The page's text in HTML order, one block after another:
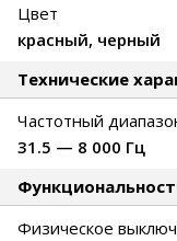
Цвет
красный, черный
Технические
Частотный
31.5 — 8 000 Гц
Физическое